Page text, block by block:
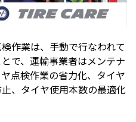
作業は、手動で行なわれて
で、運輸事業者はメンテナ
点検作業の省力化、タイヤ
、タイヤ使用本数の最適化